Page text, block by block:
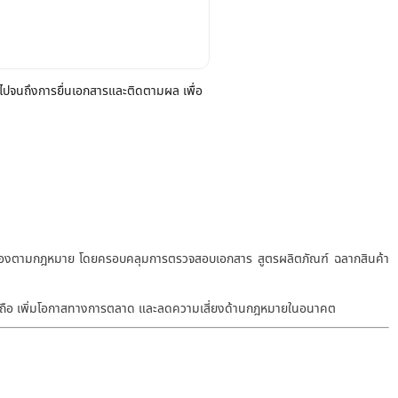
จนถึงการยื่นเอกสารและติดตามผล เพื่อ
งตามกฎหมาย โดยครอบคลุมการตรวจสอบเอกสาร สูตรผลิตภัณฑ์ ฉลากสินค้า
เพิ่มโอกาสทางการตลาด และลดความเสี่ยงด้านกฎหมายในอนาคต